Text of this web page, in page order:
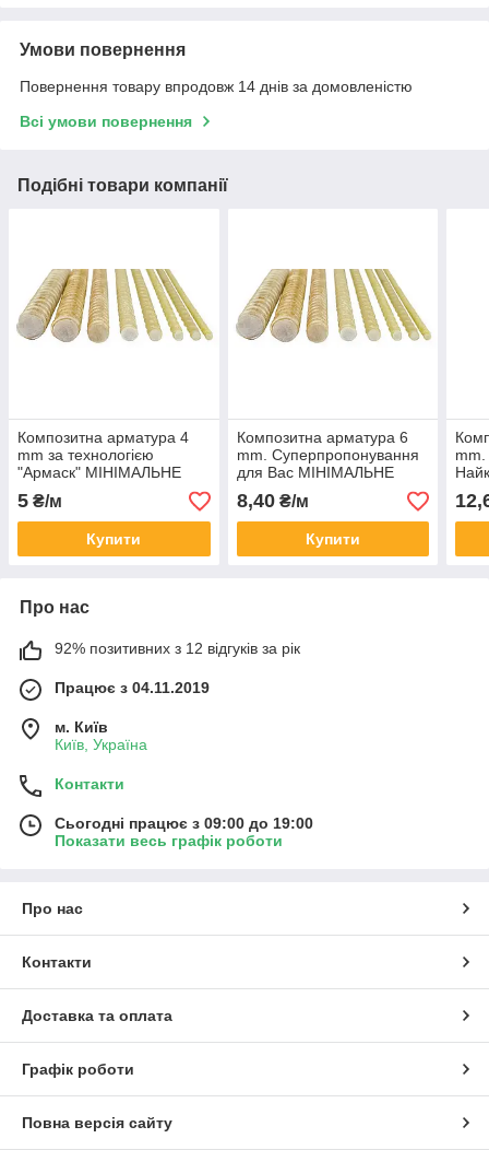
Умови повернення
Повернення товару впродовж 14 днів за домовленістю
Всі умови повернення
Подібні товари компанії
Композитна арматура 4
mm за технологією
"Армаск" МІНІМАЛЬНЕ
ЗАМОВЛЕННЯ ВІД 300 М
5 ₴/м
Купити
Композитна арматура 6
mm. Суперпропонування
для Вас МІНІМАЛЬНЕ
ЗАМОВЛЕННЯ ВІД 300 М
8,40₴/м
Купити
mm.
Про нас
92% позитивних з 12 відгуків за рік
Працює з 04.11.2019
м. Київ
Київ, Україна
Контакти
Сьогодні працює з 09:00 до 19:00
Показати весь графік роботи
Про нас
Контакти
Доставка та оплата
Графік роботи
Повна версія сайту